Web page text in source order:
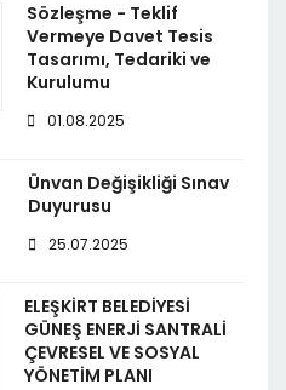
Sözleşme - Teklif
Vermeye Davet Tesis
Tasarımı, Tedariki ve
Kurulumu
01.08.2025
Ünvan Değişikliği Sınav
Duyurusu
25.07.2025
ELEŞKİRT BELEDİYESİ
GÜNEŞ ENERJİ SANTRALİ
ÇEVRESEL VE SOSYAL
YÖNETİM PLANI